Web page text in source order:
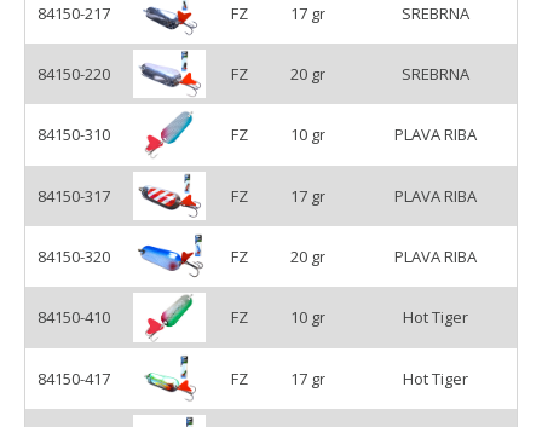
84150-217 FZ 17 gr SREBRNA
84150-220 FZ 20 gr SREBRNA
84150-310 FZ 10 gr PLAVA RIBA
84150-317 FZ 17 gr PLAVA RIBA
84150-320 FZ 20 gr PLAVA RIBA
84150-410 FZ 10 gr Hot Tiger
84150-417 FZ 17 gr Hot Tiger